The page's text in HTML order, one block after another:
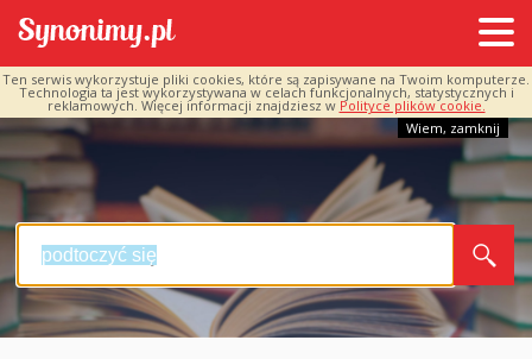
Ten serwis wykorzystuje pliki cookies, które są zapisywane na Twoim komputerze.
Technologia ta jest wykorzystywana w celach funkcjonalnych, statystycznych i
reklamowych. Więcej informacji znajdziesz w Polityce plików cookie.
Wiem, zamknij